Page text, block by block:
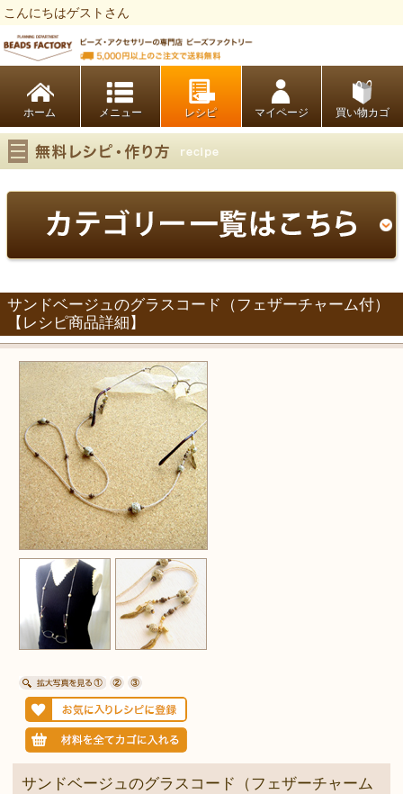
こんにちはゲストさん
ホーム レシピ マイページ 買い物カゴ
サンドベージュのグラスコード（フェザーチャーム付）
【レシピ商品詳細】
サンドベージュのグラスコード（フェザーチャーム